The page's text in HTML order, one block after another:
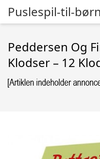
Puslespil-til-
Peddersen Og
Klodser – 12